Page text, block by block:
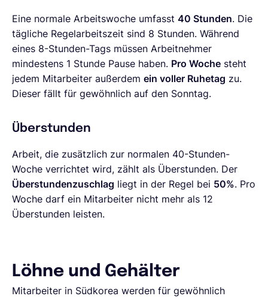
Eine normale Arbeitswoche umfasst 40 Stunden. Die
tägliche Regelarbeitszeit sind 8 Stunden. Während
eines 8-Stunden-Tags müssen Arbeitnehmer
mindestens 1 Stunde Pause haben. Pro Woche steht
jedem Mitarbeiter außerdem ein voller Ruhetag zu.
Dieser fällt für gewöhnlich auf den Sonntag.
Überstunden
Arbeit, die zusätzlich zur normalen 40-Stunden-
Woche verrichtet wird, zählt als Überstunden. Der
Überstundenzuschlag liegt in der Regel bei 50%. Pro
Woche darf ein Mitarbeiter nicht mehr als 12
Überstunden leisten.
Löhne und Gehälter
Mitarbeiter in Südkorea werden für gewöhnlich